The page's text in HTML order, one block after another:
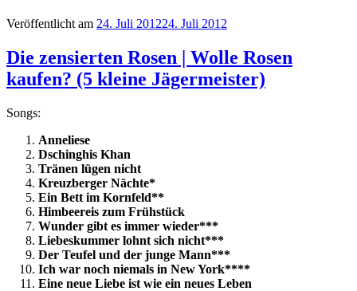
Veröffentlicht am 24. Juli 201224. Juli 2012
Die zensierten Rosen | Wolle Rosen
kaufen? (5 kleine Jägermeister)
Songs:
Anneliese
Dschinghis Khan
Tränen lügen nicht
Kreuzberger Nächte*
Ein Bett im Kornfeld**
Himbeereis zum Frühstück
Wunder gibt es immer wieder***
Liebeskummer lohnt sich nicht***
Der Teufel und der junge Mann***
Ich war noch niemals in New York****
Eine neue Liebe ist wie ein neues Leben